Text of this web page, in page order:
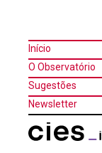
Início
O Observatório
Sugestões
Newsletter